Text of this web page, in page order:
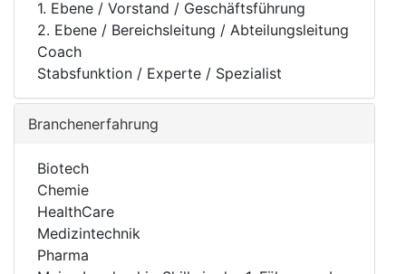
1. Ebene / Vorstand / Geschäftsführung
2. Ebene / Bereichsleitung / Abteilungsleitung
Coach
Stabsfunktion / Experte / Spezialist
Branchenerfahrung
Biotech
Chemie
HealthCare
Medizintechnik
Pharma